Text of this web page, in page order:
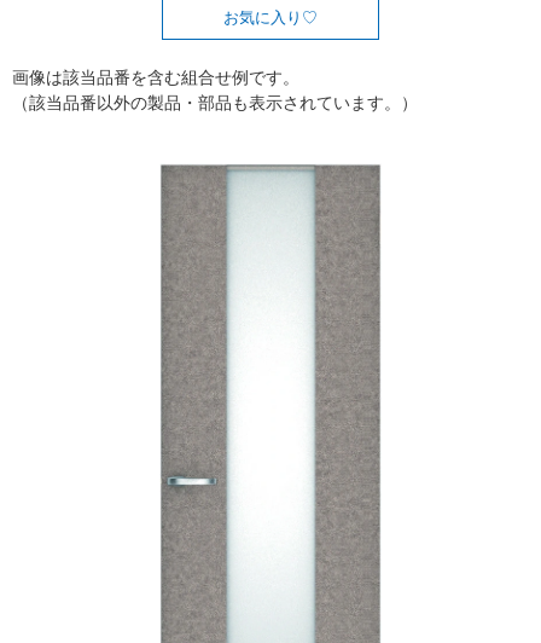
お気に入り
画像は該当品番を含む組合せ例です。
（該当品番以外の製品・部品も表示されています。）